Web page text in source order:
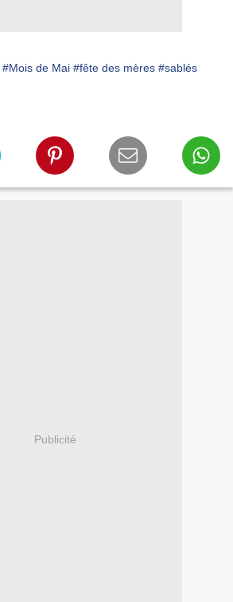
#Mois de Mai #fête des mères #sablés
Publicité